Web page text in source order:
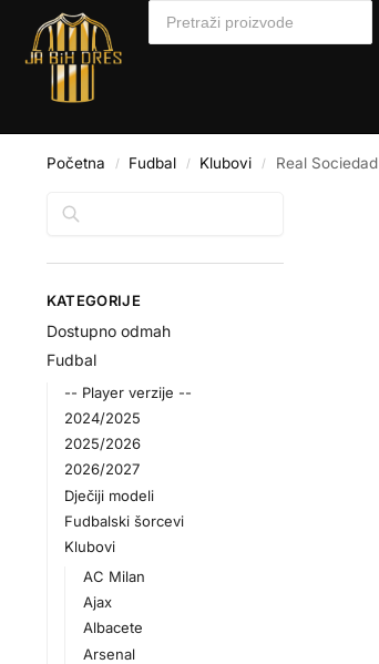
Početna / Fudbal / Klubovi / Real Sociedad
KATEGORIJE
Dostupno odmah
Fudbal
-- Player verzije --
2024/2025
2025/2026
2026/2027
Dječiji modeli
Fudbalski šorcevi
Klubovi
AC Milan
Ajax
Albacete
Arsenal